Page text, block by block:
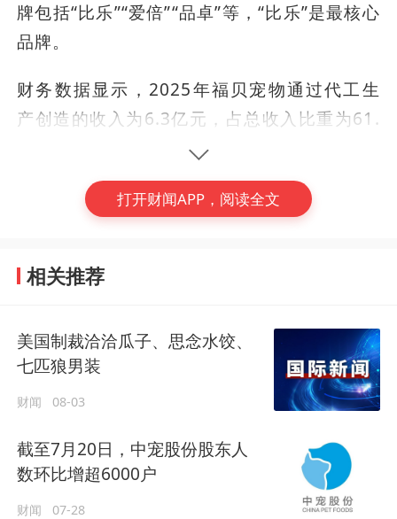
牌包括“比乐”“爱倍”“品卓”等，“比乐”是最核心
品牌。
财务数据显示，2025年福贝宠物通过代工生
产创造的收入为6.3亿元，占总收入比重为61.
7%，而自有品牌创收3.5亿元，占总收入比重
为34.3%。
总体业绩显示，2023年至2025年，福贝宠物
20亿元；净利润分别为1.64亿元、1.64亿
颈，尤其是2025年，公司净利润下降幅度近4
0%。
要系新投产工厂折旧、新产品打样消耗的原材
料成本上升，以及加大线上流量投放和品牌推
广导致的营销费用增加。
(编辑：曾思怡)
福贝宠物
关注大消费话题，以及所有与财经有关的热点。
打开财闻APP，阅读全文
相关推荐
美国制裁洽洽瓜子、思念水饺、
七匹狼男装
财闻 08-03
截至7月20日，中宠股份股东人
数环比增超6000户
财闻 07-28